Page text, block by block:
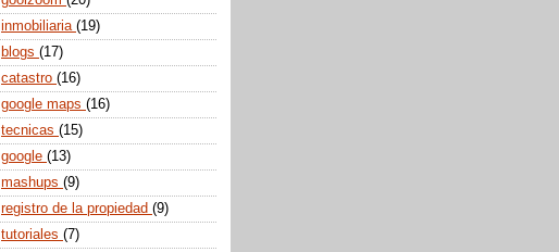
inmobiliaria (19)
blogs (17)
catastro (16)
google maps (16)
tecnicas (15)
google (13)
mashups (9)
registro de la propiedad (9)
tutoriales (7)